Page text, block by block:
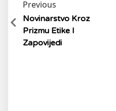
Previous
Novinarstvo Kroz
Prizmu Etike I
Zapovijedi